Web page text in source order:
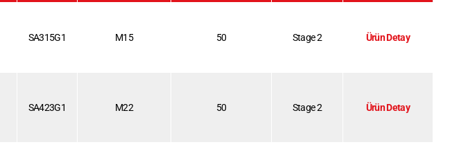
SA315G1 M15 50 Stage 2 Ürün Detay
SA423G1 M22 50 Stage 2 Ürün Detay